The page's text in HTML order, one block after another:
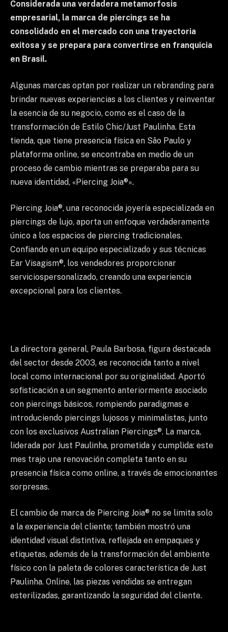
Considerada una verdadera metamorfosis
empresarial, la marca de piercings se ha
consolidado en el mercado con una trayectoria
exitosa y se prepara para convertirse en franquicia
en Brasil.
Algunas marcas optan por realizar un rebranding para
brindar nuevas experiencias a los clientes y reinventar
la esencia de su negocio, como es el caso de la
transformación de Estilo Chic/Just Paulinha. Esta
tienda, que tiene presencia física en São Paulo y
plataforma online, se encontraba en medio de un
proceso de cambio mientras se preparaba para su
nueva identidad, «Piercing Joia®».
Piercing Joia®, una reconocida joyería especializada en
piercings de lujo, aporta un enfoque verdaderamente
único a los espacios de piercing tradicionales.
Confiando en un equipo especializado y sus técnicas
Ear Visagism®, los vendedores proporcionar
serviciospersonalizado, creando una experiencia
excepcional para los clientes.
La directora general, Paula Barbosa, figura destacada
del sector desde 2003, es reconocida tanto a nivel
local como internacional por su originalidad. Aportó
sofisticación a un segmento anteriormente asociado
con piercings básicos, rompiendo paradigmas e
introduciendo piercings lujosos y minimalistas, junto
con los exclusivos Australian Piercings®. La marca,
liderada por Just Paulinha, prometida y cumplida: este
mes trajo una renovación completa tanto en su
presencia física como online, a través de emocionantes
sorpresas.
El cambio de marca de Piercing Joia® no se limita solo
a la experiencia del cliente; también mostró una
identidad visual distintiva, reflejada en empaques y
etiquetas, además de la transformación del ambiente
físico con la paleta de colores característica de Just
Paulinha. Online, las piezas vendidas se entregan
esterilizadas, garantizando la seguridad del cliente.